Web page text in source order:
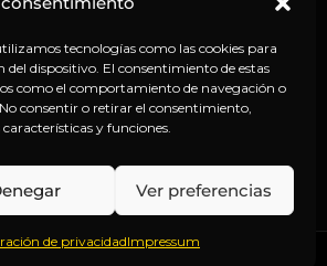
tecnologías como las cookies para
dispositivo. El consentimiento de estas
como el comportamiento de navegación o
consentir o retirar el consentimiento,
y funciones.
Ver preferencias
de privacidadImpressum